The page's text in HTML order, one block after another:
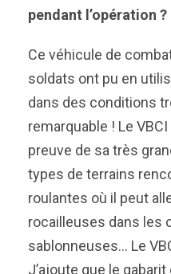
pendant l’opération ?
Ce véhicule de
soldats ont pu en
dans des conditions
remarquable ! Le
preuve de sa très
types de terrains
roulantes où il peut
rocailleuses dans les
sablonneuses… Le
J’ajoute que le